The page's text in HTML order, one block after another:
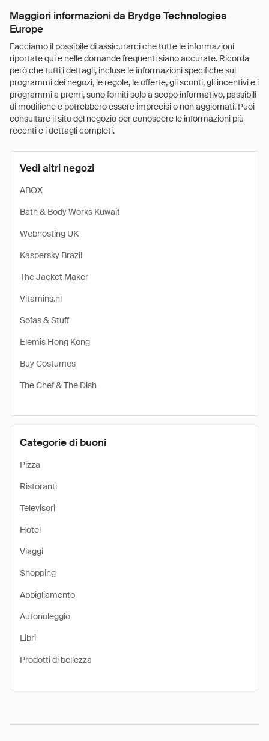
Maggiori informazioni da Brydge Technologies
Europe
Facciamo il possibile di assicurarci che tutte le informazioni
riportate qui e nelle domande frequenti siano accurate. Ricorda
però che tutti i dettagli, incluse le informazioni specifiche sui
programmi dei negozi, le regole, le offerte, gli sconti, gli incentivi e i
programmi a premi, sono forniti solo a scopo informativo, passibili
di modifiche e potrebbero essere imprecisi o non aggiornati. Puoi
consultare il sito del negozio per conoscere le informazioni più
recenti e i dettagli completi.
Vedi altri negozi
ABOX
Bath & Body Works Kuwait
Webhosting UK
Kaspersky Brazil
The Jacket Maker
Vitamins.nl
Sofas & Stuff
Elemis Hong Kong
Buy Costumes
The Chef & The Dish
Categorie di buoni
Pizza
Ristoranti
Televisori
Hotel
Viaggi
Shopping
Abbigliamento
Autonoleggio
Libri
Prodotti di bellezza